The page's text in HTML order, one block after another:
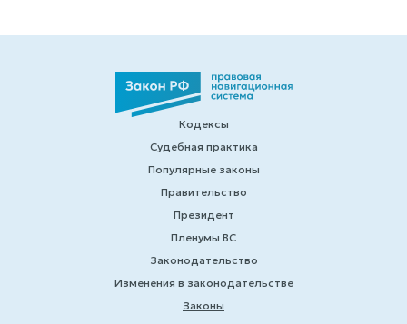
Кодексы
Судебная практика
Популярные законы
Правительство
Президент
Пленумы ВС
Законодательство
Изменения в законодательстве
Законы